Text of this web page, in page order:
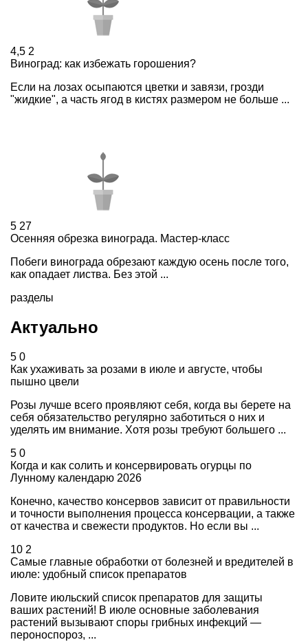
4,5 2
Виноград: как избежать горошения?
Если на лозах осыпаются цветки и завязи, грозди
"жидкие", а часть ягод в кистях размером не больше ...
5 27
Осенняя обрезка винограда. Мастер-класс
Побеги винограда обрезают каждую осень после того,
как опадает листва. Без этой ...
разделы
Актуально
5 0
Как ухаживать за розами в июле и августе, чтобы
пышно цвели
Розы лучше всего проявляют себя, когда вы берете на
себя обязательство регулярно заботиться о них и
уделять им внимание. Хотя розы требуют большего ...
5 0
Когда и как солить и консервировать огурцы по
Лунному календарю 2026
Конечно, качество консервов зависит от правильности
и точности выполнения процесса консервации, а также
от качества и свежести продуктов. Но если вы ...
10 2
Самые главные обработки от болезней и вредителей в
июле: удобный список препаратов
Ловите июльский список препаратов для защиты
ваших растений! В июле основные заболевания
растений вызывают споры грибных инфекций —
пероноспороз, ...